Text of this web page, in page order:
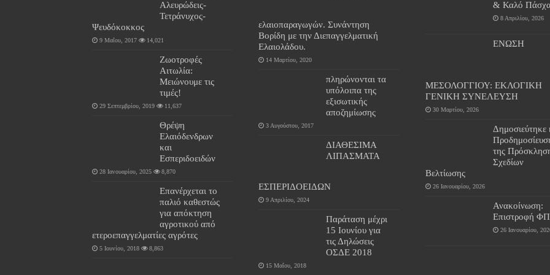
Αλευρώδεις-
Τετράνυχος-
Ψευδόκοκκος
9 Μαΐου, 2017 14,021
Ζωοτροφές
Αιτωλία:
Μειώνουμε τις
τιμές!
29 Σεπτεμβρίου, 2019 11,637
Θρέψη
Ελαιόδενδρων
και
Εσπεριδοειδών
28 Ιανουαρίου, 2025 8,870
Επανέρχεται το
παλιό καθεστώς
για απόκτηση
αγροτικού από
ετεροεπαγγελματίες αγρότες
5 Ιουνίου, 2018 8,863
ελαιοπαραγωγών. Συνάντηση
Βορίδη με την Διεπαγγελματική
Ελαιολάδου.
14 Μαρτίου, 2020
πληρώνονται τα
υπόλοιπα της
εξισωτικής
αποζημίωσης
3 Αυγούστου, 2017
ΔΙΑΘΕΣΙΜΑ
ΛΙΠΑΣΜΑΤΑ
ΕΣΠΕΡΙΔΟΕΙΔΩΝ
9 Απριλίου, 2024
Παράταση μέχρι
15 Ιουνίου για
τις Δηλώσεις
ΟΣΔΕ 2018
15 Μαΐου, 2018
& Καλό
8 Απριλίου, 2026
ΕΝΩΣΗ
ΜΕΣΟΛΟΓΓΙΟΥ: ΕΚΛΟΓΙΚΗ
ΓΕΝΙΚΗ ΣΥΝΕΛΕΥΣΗ
30 Μαρτίου, 2026
Δημοσιεύτηκε
της
Σχεδίων
Βελτίωσης
26 Ιανουαρίου, 2026
Ανακοίνωση:
Επιστροφή
26 Ιανουαρίου,